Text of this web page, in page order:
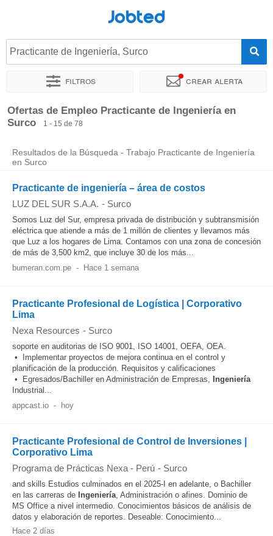
Jobted
Practicante de Ingeniería, Surco
Filtros Crear alerta
Ordenar por Ubicación exacta Empresa Agencia de
Ofertas de Empleo Practicante de Ingeniería en
Surco
1 - 15 de 78
Resultados de la Búsqueda - Trabajo Practicante de Ingeniería
en Surco
Practicante de ingeniería – área de costos
LUZ DEL SUR S.A.A. - Surco
Somos Luz del Sur, empresa privada de distribución y subtransmisión
eléctrica que atiende a más de 1 millón de clientes y llevamos más
que Luz a los hogares de Lima. Contamos con una zona de concesión
de más de 3,500 km2, que incluye 30 de los más...
bumeran.com.pe - Hace 1 semana
Practicante Profesional de Logística | Corporativo
Lima
Nexa Resources - Surco
soporte en auditorias de ISO 9001, ISO 14001, OEFA, OEA.
• Implementar proyectos de mejora continua en el control y
planificación de la producción. Requisitos y calificaciones
• Egresados/Bachiller en Administración de Empresas,
Ingeniería
Industrial...
appcast.io - hoy
Practicante Profesional de Control de Inversiones |
Corporativo Lima
Programa de Prácticas Nexa - Perú - Surco
and skills Estudios culminados en el 2025-I en adelante, o Bachiller
en las carreras de Ingeniería, Administración o afines. Dominio de
MS Office a nivel intermedio. Conocimientos básicos de análisis de
datos y elaboración de reportes. Deseable: Conocimiento...
Hace 2 días